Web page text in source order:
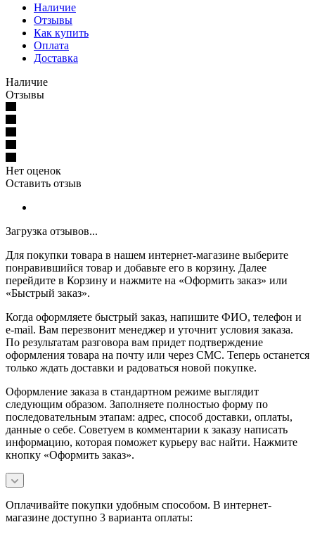
Наличие
Отзывы
Как купить
Оплата
Доставка
Наличие
Отзывы
Нет оценок
Оставить отзыв
Загрузка отзывов...
Для покупки товара в нашем интернет-магазине выберите
понравившийся товар и добавьте его в корзину. Далее
перейдите в Корзину и нажмите на «Оформить заказ» или
«Быстрый заказ».
Когда оформляете быстрый заказ, напишите ФИО, телефон и
e-mail. Вам перезвонит менеджер и уточнит условия заказа.
По результатам разговора вам придет подтверждение
оформления товара на почту или через СМС. Теперь останется
только ждать доставки и радоваться новой покупке.
Оформление заказа в стандартном режиме выглядит
следующим образом. Заполняете полностью форму по
последовательным этапам: адрес, способ доставки, оплаты,
данные о себе. Советуем в комментарии к заказу написать
информацию, которая поможет курьеру вас найти. Нажмите
кнопку «Оформить заказ».
Оплачивайте покупки удобным способом. В интернет-
магазине доступно 3 варианта оплаты: